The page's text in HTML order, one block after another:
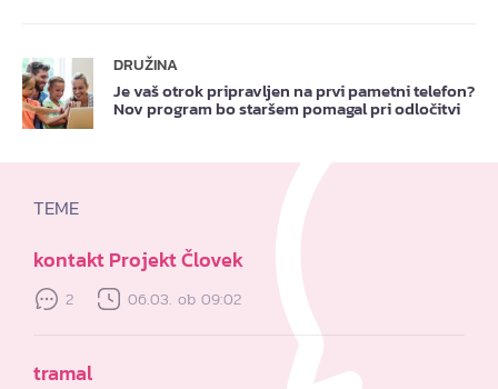
DRUŽINA
Je vaš otrok pripravljen na prvi pametni telefon?
Nov program bo staršem pomagal pri odločitvi
TEME
kontakt Projekt Človek
2 06.03. ob 09:02
tramal